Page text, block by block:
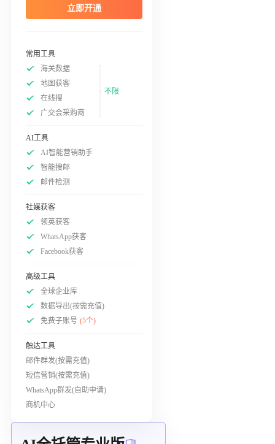
立即开通
常用工具
海关数据
地图获客
在线搜
广交会采购商
不限
AI工具
AI智能营销助手
智能搜邮
邮件检测
社媒获客
领英获客
WhatsApp获客
Facebook获客
高级工具
全球企业库
数据导出(按需充值)
免费子账号 (5个)
触达工具
邮件群发(按需充值)
短信营销(按需充值)
WhatsApp群发(自助申请)
商机中心